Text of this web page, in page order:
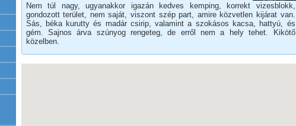
Nem túl nagy, ugyanakkor igazán kedves kemping, korrekt vizesblokk,
gondozott terület, nem saját, viszont szép part, amire közvetlen kijárat van.
Sás, béka kurutty és madár csirip, valamint a szokásos kacsa, hattyú, és
gém. Sajnos árva szúnyog rengeteg, de erről nem a hely tehet. Kikötő
közelben.